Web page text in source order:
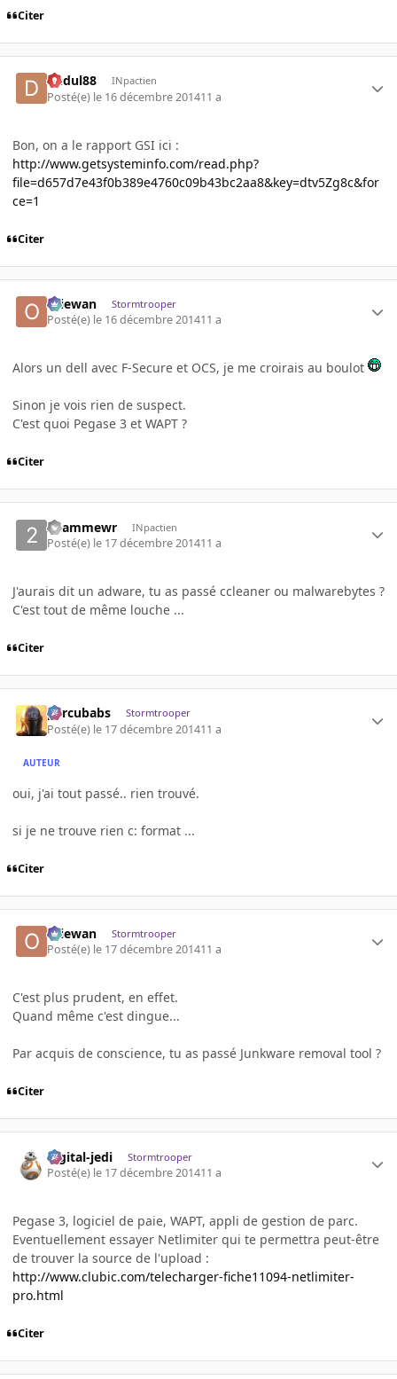
Citer
dudul88 INpactien
Posté(e) le 16 décembre 201411 a
Bon, on a le rapport GSI ici :
http://www.getsysteminfo.com/read.php?
file=d657d7e43f0b389e4760c09b43bc2aa8&key=dtv5Zg8c&for
ce=1
Citer
Oliewan Stormtrooper
Posté(e) le 16 décembre 201411 a
Alors un dell avec F-Secure et OCS, je me croirais au boulot
Sinon je vois rien de suspect.
C'est quoi Pegase 3 et WAPT ?
Citer
2hammewr INpactien
Posté(e) le 17 décembre 201411 a
J'aurais dit un adware, tu as passé ccleaner ou malwarebytes ?
C'est tout de même louche ...
Citer
percubabs Stormtrooper
Posté(e) le 17 décembre 201411 a
AUTEUR
oui, j'ai tout passé.. rien trouvé.
si je ne trouve rien c: format ...
Citer
Oliewan Stormtrooper
Posté(e) le 17 décembre 201411 a
C'est plus prudent, en effet.
Quand même c'est dingue...
Par acquis de conscience, tu as passé Junkware removal tool ?
Citer
digital-jedi Stormtrooper
Posté(e) le 17 décembre 201411 a
Pegase 3, logiciel de paie, WAPT, appli de gestion de parc.
Eventuellement essayer Netlimiter qui te permettra peut-être
de trouver la source de l'upload :
http://www.clubic.com/telecharger-fiche11094-netlimiter-
pro.html
Citer